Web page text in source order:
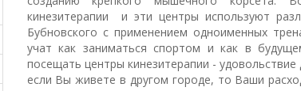
кинезитерапии и эти центры используют
Бубновского с применением одноименных
учат как заниматься спортом и как в
посещать центры кинезитерапии -
если Вы живете в другом городе, то Ваши